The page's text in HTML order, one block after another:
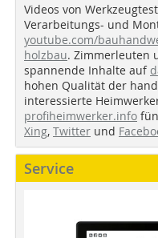
Videos von
Verarbeitungs- und
youtube.com/
holzbau. Zimmerleuten
spannende Inhalte auf
hohen Qualität der
interessierte
profiheimwerker.info
Xing, Twitter und
Service